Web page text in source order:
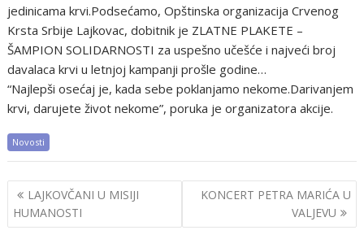
jedinicama krvi.Podsećamo, Opštinska organizacija Crvenog
Krsta Srbije Lajkovac, dobitnik je ZLATNE PLAKETE –
ŠAMPION SOLIDARNOSTI za uspešno učešće i najveći broj
davalaca krvi u letnjoj kampanji prošle godine…
“Najlepši osećaj je, kada sebe poklanjamo nekome.Darivanjem
krvi, darujete život nekome”, poruka je organizatora akcije.
Novosti
Post
navigation
LAJKOVČANI U MISIJI
HUMANOSTI
KONCERT PETRA MARIĆA U
VALJEVU